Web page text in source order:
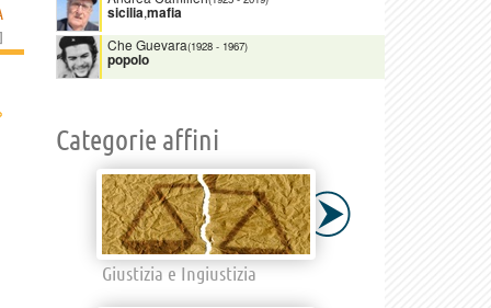
]
sicilia,mafia
Che Guevara(1928 - 1967)
popolo
Categorie affini
Giustizia e Ingiustizia